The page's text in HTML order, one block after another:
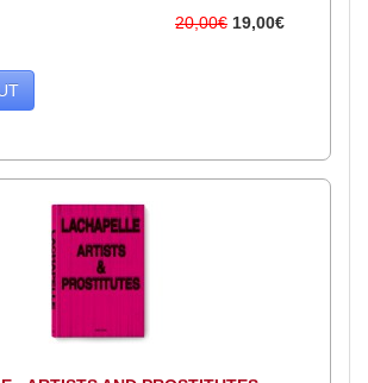
20,00€ 19,00€